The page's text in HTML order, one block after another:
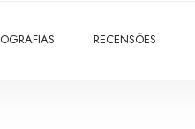
RECENSÕES